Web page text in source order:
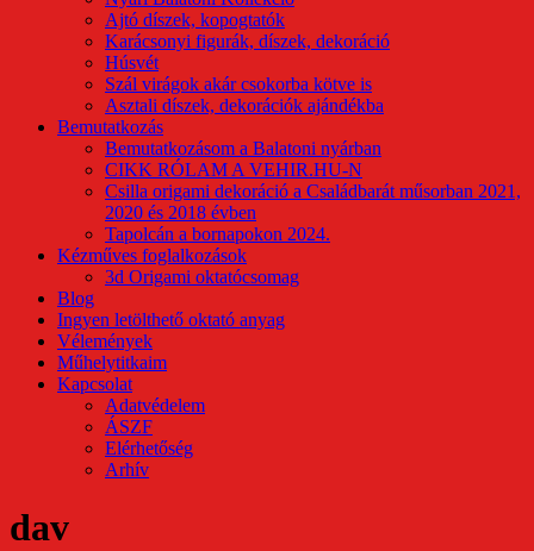
Ajtó díszek, kopogtatók
Karácsonyi figurák, díszek, dekoráció
Húsvét
Szál virágok akár csokorba kötve is
Asztali díszek, dekorációk ajándékba
Bemutatkozás
Bemutatkozásom a Balatoni nyárban
CIKK RÓLAM A VEHIR.HU-N
Csilla origami dekoráció a Családbarát műsorban 2021,
2020 és 2018 évben
Tapolcán a bornapokon 2024.
Kézműves foglalkozások
3d Origami oktatócsomag
Blog
Ingyen letölthető oktató anyag
Vélemények
Műhelytitkaim
Kapcsolat
Adatvédelem
ÁSZF
Elérhetőség
Arhív
dav